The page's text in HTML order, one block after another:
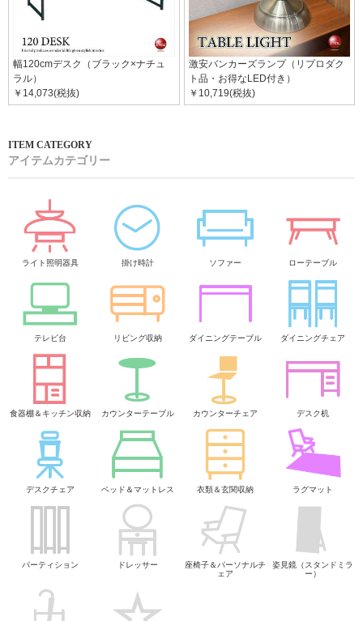
幅120cmデスク（ブラック×ナチュ
ラル）
￥14,073(税抜)
激安バンカーズランプ（リプロダク
ト品・お得なLED付き）
￥10,719(税抜)
アイテムカテゴリー
ライト照明器具 掛け時計 ソファー ローテーブル
テレビ台 リビング収納 ダイニングテーブル ダイニングチェア
食器棚＆キッチン収納 カウンターテーブル カウンターチェア デスク机
デスクチェア ベッド＆マットレス 衣類＆玄関収納 ラグマット
パーティション ドレッサー
座椅子＆パーソナルチ
ェア
姿見鏡（スタンドミラ
ー）